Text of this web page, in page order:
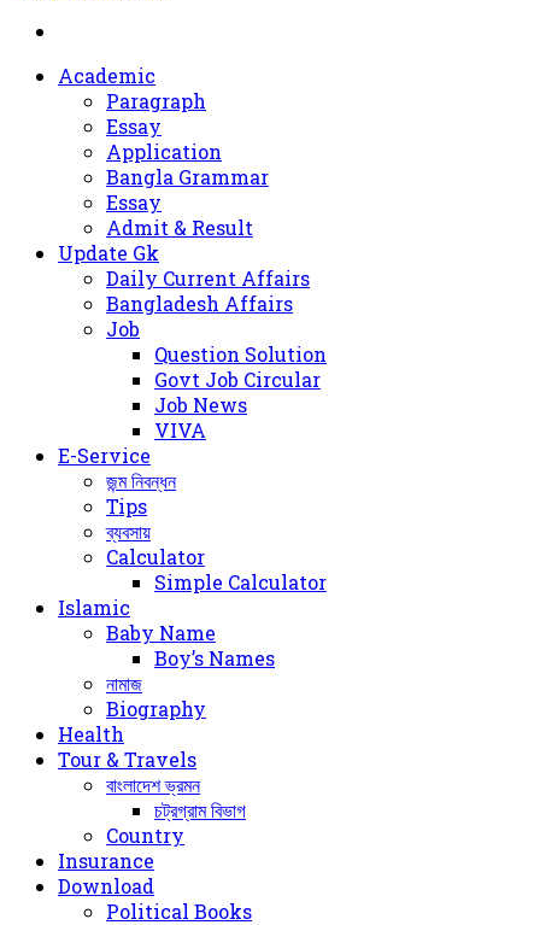
Academic
Paragraph
Essay
Application
Bangla Grammar
Essay
Admit & Result
Update Gk
Daily Current Affairs
Bangladesh Affairs
Job
Question Solution
Govt Job Circular
Job News
VIVA
E-Service
জন্ম নিবন্ধন
Tips
ব্যবসায়
Calculator
Simple Calculator
Islamic
Baby Name
Boy’s Names
নামাজ
Biography
Health
Tour & Travels
বাংলাদেশ ভ্রমন
চট্রগ্রাম বিভাগ
Country
Insurance
Download
Political Books